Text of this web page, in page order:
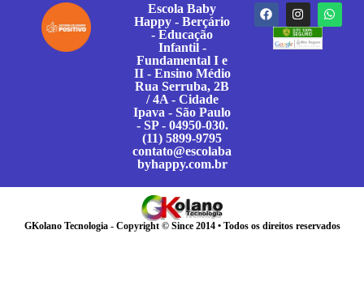
Escola Baby
Happy - Berçário
- Educação
Infantil -
Fundamental I e
II - Ensino Médio
Rua Serruba, 2B
/ 4A - Cidade
Ipava - São Paulo
- SP - 04950-030.
(11) 5899-9795
contato@escolaba
byhappy.com.br
GKolano Tecnologia - Copyright © Since 2014 • Todos os direitos reservados